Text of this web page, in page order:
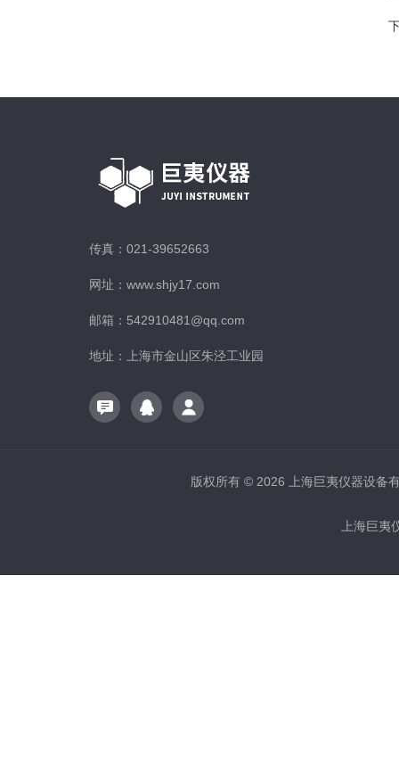
传真：021-39652663
网址：www.shjy17.com
邮箱：542910481@qq.com
地址：上海市金山区朱泾工业园
版权所有 © 2026 上海巨夷仪器设
上海巨